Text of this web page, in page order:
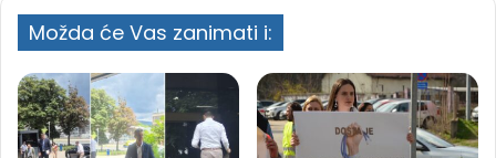
Možda će Vas zanimati i: